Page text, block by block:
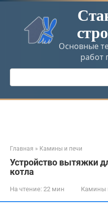
Перейти
контенту
Основные
работ
Поиск:
Главная » Камины и печи
Устройство вытяжки
котла
На чтение: 22 мин Камины